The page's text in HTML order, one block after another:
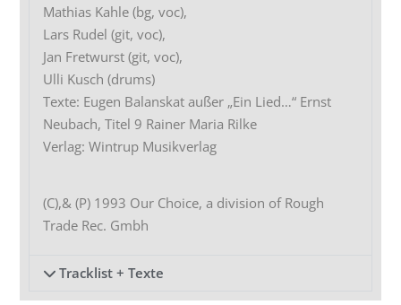
Mathias Kahle (bg, voc),
Lars Rudel (git, voc),
Jan Fretwurst (git, voc),
Ulli Kusch (drums)
Texte: Eugen Balanskat außer „Ein Lied…“ Ernst
Neubach, Titel 9 Rainer Maria Rilke
Verlag: Wintrup Musikverlag
(C),& (P) 1993 Our Choice, a division of Rough
Trade Rec. Gmbh
Tracklist + Texte